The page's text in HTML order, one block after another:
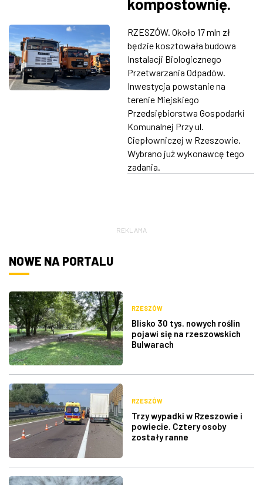
GASTRONOMIA
ZDJĘCIA
W RZESZOWIE
wielomilionowa
inwestycja MPGK
RZESZÓW. Około 17 mln zł
będzie kosztowała budowa
Instalacji Biologicznego
Przetwarzania Odpadów.
Inwestycja powstanie na
terenie Miejskiego
Przedsiębiorstwa Gospodarki
Komunalnej Przy ul.
Ciepłowniczej w Rzeszowie.
Wybrano już wykonawcę tego
zadania.
REKLAMA
NOWE NA PORTALU
RZESZÓW
Blisko 30 tys. nowych roślin
pojawi się na rzeszowskich
Bulwarach
RZESZÓW
Trzy wypadki w Rzeszowie i
powiecie. Cztery osoby
zostały ranne